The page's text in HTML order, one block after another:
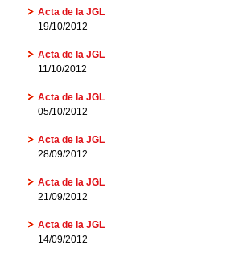
Acta de la JGL
19/10/2012
Acta de la JGL
11/10/2012
Acta de la JGL
05/10/2012
Acta de la JGL
28/09/2012
Acta de la JGL
21/09/2012
Acta de la JGL
14/09/2012